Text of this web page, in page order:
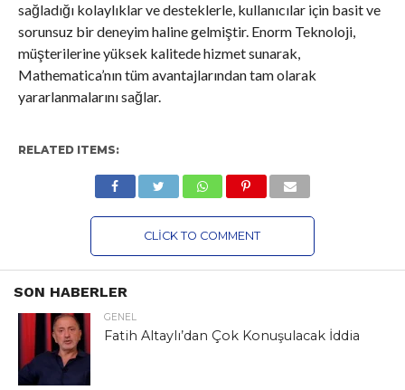
sağladığı kolaylıklar ve desteklerle, kullanıcılar için basit ve
sorunsuz bir deneyim haline gelmiştir. Enorm Teknoloji,
müşterilerine yüksek kalitede hizmet sunarak,
Mathematica’nın tüm avantajlarından tam olarak
yararlanmalarını sağlar.
RELATED ITEMS:
CLICK TO COMMENT
SON HABERLER
GENEL
Fatih Altaylı’dan Çok Konuşulacak İddia